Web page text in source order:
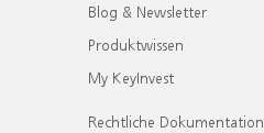
Blog & Newsletter
Produktwissen
My KeyInvest
Rechtliche Dokumentation